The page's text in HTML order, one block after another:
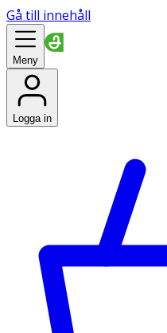
Gå till innehåll
Meny
Logga in